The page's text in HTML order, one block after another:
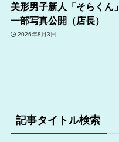
美形男子新人「そらくん」
一部写真公開（店長）
2026年8月3日
記事タイトル検索